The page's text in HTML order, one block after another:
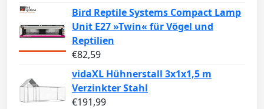
Bird Reptile Systems Compact Lamp
Unit E27 »Twin« für Vögel und
Reptilien
€82,59
vidaXL Hühnerstall 3x1x1,5 m
Verzinkter Stahl
€191,99